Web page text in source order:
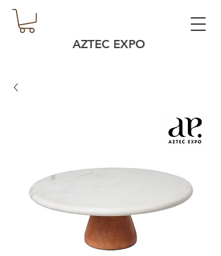
AZTEC EXPO